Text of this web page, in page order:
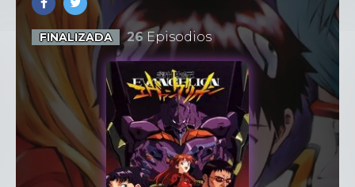
FINALIZADA 26Episodios